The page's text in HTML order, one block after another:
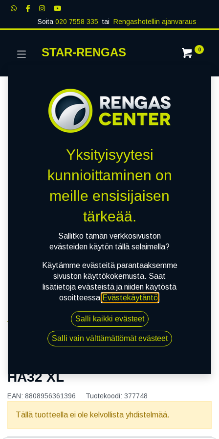
Soita020 7558 335 tai Rengashotellin ajanvaraus
STAR-RENGAS 0
155/80R13 79T KUMHO SOLUS HA32 XL
HA32 XL
EAN: 8808956361396 Tuotekoodi: 377748
Tällä tuotteella ei ole kelvollista yhdistelmää.
Yksityisyytesi
kunnioittaminen on
meille ensisijaisen
tärkeää.
Sallitko tämän verkkosivuston
evästeiden käytön tällä selaimella?
Käytämme evästeitä parantaaksemme
sivuston käyttökokemusta. Saat
lisätietoja evästeistä ja niiden käytöstä
osoitteessa Evästekäytäntö.
Salli kaikki evästeet
Salli vain välttämättömät evästeet